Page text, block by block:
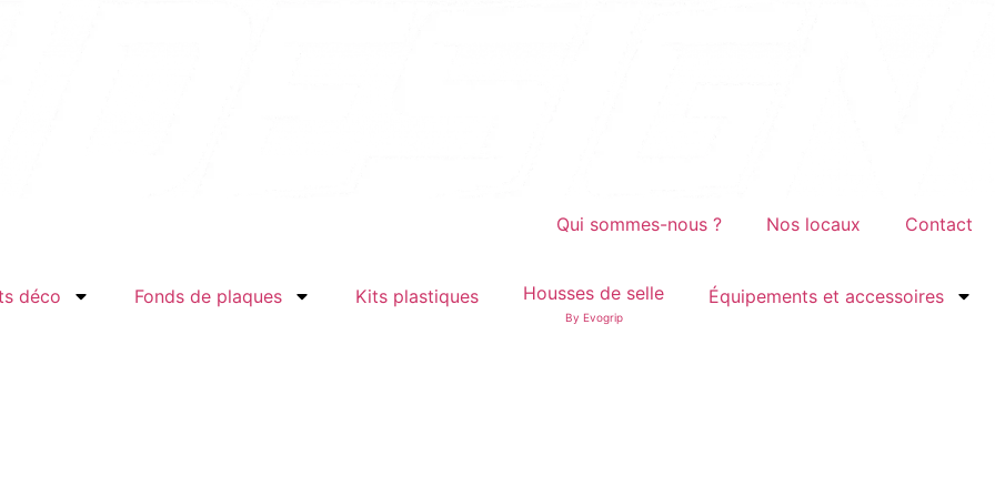
Qui sommes-nous ? Nos locaux Contact
déco Fonds de plaques Kits plastiques Housses de selle
By Evogrip
Équipements et accessoires